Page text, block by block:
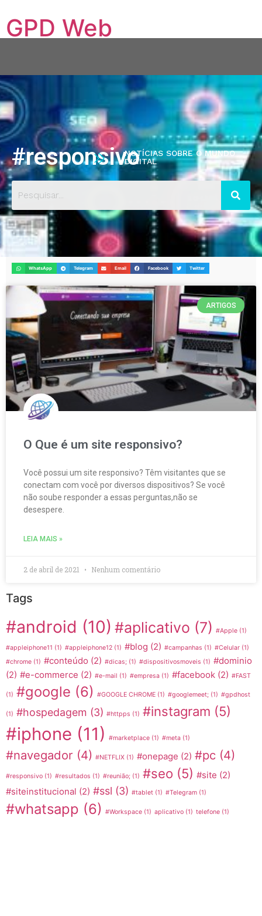
GPD Web
Quem Somos Serviços
Hospedagem VPS
Blog
Contato Portfólio
#responsivoNOTÍCIAS SOBRE O MUNDO
DIGITAL
WhatsApp Telegram Email Facebook Twitter
ARTIGOS
O Que é um site responsivo?
Você possui um site responsivo? Têm visitantes que se
conectam com você por diversos dispositivos? Se você
não soube responder a essas perguntas,não se
desespere.
LEIA MAIS »
2 de abril de 2021 Nenhum comentário
Tags
#android (10) #aplicativo (7) #Apple (1)
#appleiphone11 (1) #appleiphone12 (1) #blog (2) #campanhas (1) #Celular (1)
#chrome (1) #conteúdo (2) #dicas; (1) #dispositivosmoveis (1) #dominio
(2) #e-commerce (2) #e-mail (1) #empresa (1) #facebook (2) #FAST
(1) #google (6) #GOOGLE CHROME (1) #googlemeet; (1) #gpdhost
(1) #hospedagem (3) #httpps (1) #instagram (5)
#iphone (11) #marketplace (1) #meta (1)
#navegador (4) #NETFLIX (1) #onepage (2) #pc (4)
#responsivo (1) #resultados (1) #reunião; (1) #seo (5) #site (2)
#siteinstitucional (2) #ssl (3) #tablet (1) #Telegram (1)
#whatsapp (6) #Workspace (1) aplicativo (1) telefone (1)